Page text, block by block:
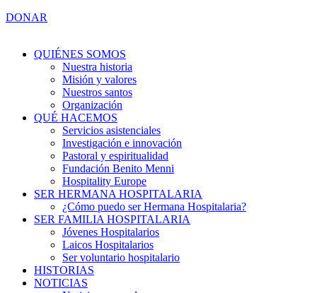
DONAR
QUIÉNES SOMOS
Nuestra historia
Misión y valores
Nuestros santos
Organización
QUÉ HACEMOS
Servicios asistenciales
Investigación e innovación
Pastoral y espiritualidad
Fundación Benito Menni
Hospitality Europe
SER HERMANA HOSPITALARIA
¿Cómo puedo ser Hermana Hospitalaria?
SER FAMILIA HOSPITALARIA
Jóvenes Hospitalarios
Laicos Hospitalarios
Ser voluntario hospitalario
HISTORIAS
NOTICIAS